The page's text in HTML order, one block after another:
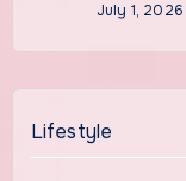
July 1, 2026
Lifestyle